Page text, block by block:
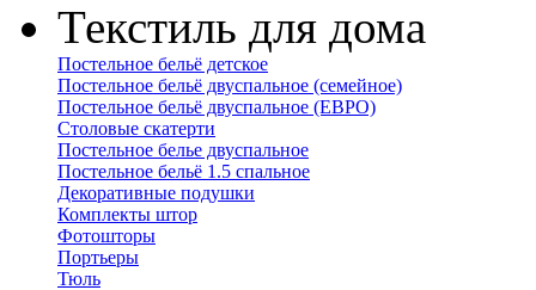
Текстиль для дома
Постельное бельё детское
Постельное бельё двуспальное (семейное)
Постельное бельё двуспальное (ЕВРО)
Столовые скатерти
Постельное белье двуспальное
Постельное бельё 1.5 спальное
Декоративные подушки
Комплекты штор
Фотошторы
Портьеры
Тюль